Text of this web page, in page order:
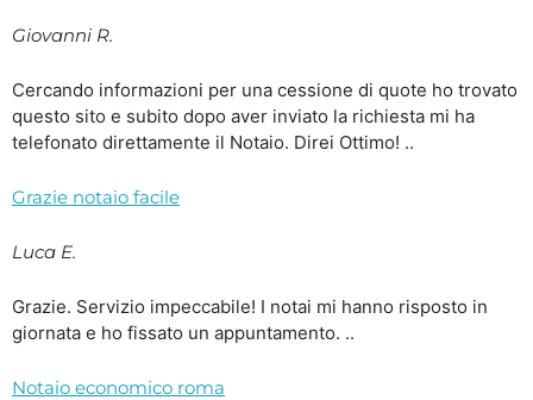
Giovanni R.
Cercando informazioni per una cessione di quote ho trovato
questo sito e subito dopo aver inviato la richiesta mi ha
telefonato direttamente il Notaio. Direi Ottimo! ..
Grazie notaio facile
Luca E.
Grazie. Servizio impeccabile! I notai mi hanno risposto in
giornata e ho fissato un appuntamento. ..
Notaio economico roma